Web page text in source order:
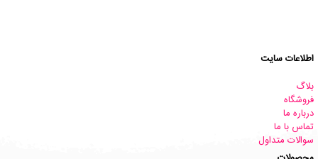
اطلاعات سایت
بلاگ
فروشگاه
درباره ما
تماس با ما
سوالات متداول